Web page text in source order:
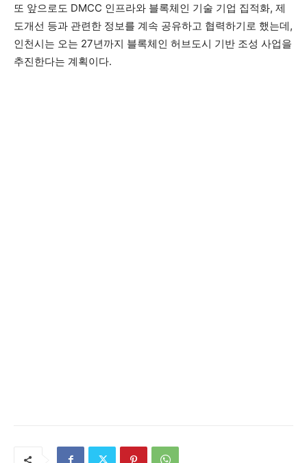
또 앞으로도 DMCC 인프라와 블록체인 기술 기업 집적화, 제
도개선 등과 관련한 정보를 계속 공유하고 협력하기로 했는데,
인천시는 오는 27년까지 블록체인 허브도시 기반 조성 사업을
추진한다는 계획이다.